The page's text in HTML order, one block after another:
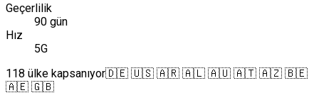
Geçerlilik
90 gün
Hız
5G
118 ülke kapsanıyor🇩🇪 🇺🇸 🇦🇷 🇦🇱 🇦🇺 🇦🇹 🇦🇿 🇧🇪
🇦🇪 🇬🇧